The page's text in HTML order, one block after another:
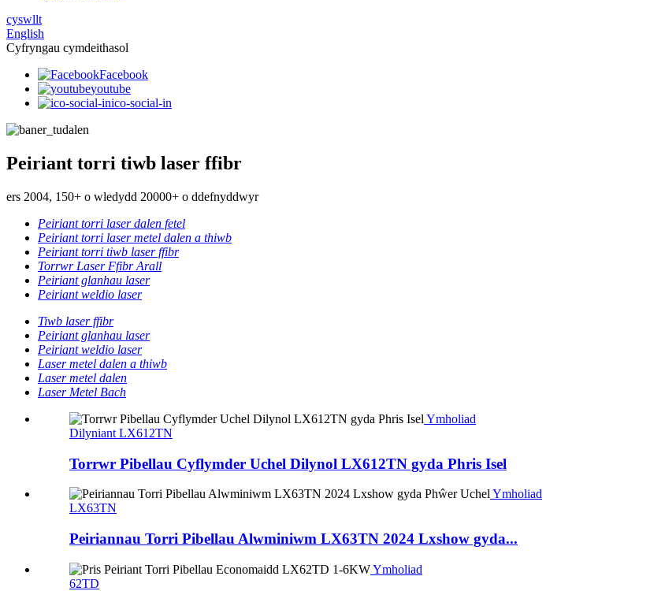
cyswllt
English
Cyfryngau cymdeithasol
Facebook
youtube
ico-social-in
Peiriant torri tiwb laser ffibr
ers 2004, 150+ o wledydd 20000+ o ddefnyddwyr
Peiriant torri laser dalen fetel
Peiriant torri laser metel dalen a thiwb
Peiriant torri tiwb laser ffibr
Torrwr Laser Ffibr Arall
Peiriant glanhau laser
Peiriant weldio laser
Tiwb laser ffibr
Peiriant glanhau laser
Peiriant weldio laser
Laser metel dalen a thiwb
Laser metel dalen
Laser Metel Bach
Ymholiad
Dilyniant LX612TN
Torrwr Pibellau Cyflymder Uchel Dilynol LX612TN gyda Phris Isel
Ymholiad
LX63TN
Peiriannau Torri Pibellau Alwminiwm LX63TN 2024 Lxshow gyda...
Ymholiad
62TD